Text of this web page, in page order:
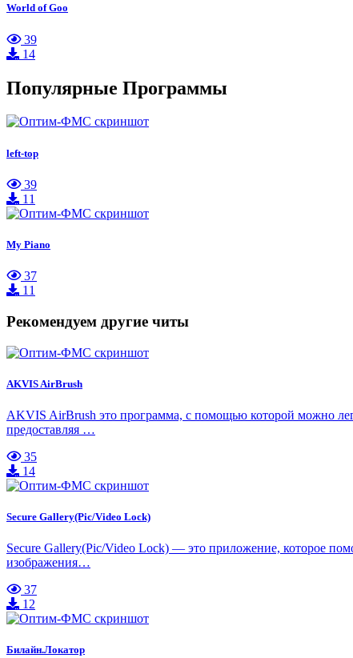
World of Goo
39
14
Популярные Программы
left-top
39
11
My Piano
37
11
Рекомендуем другие читы
AKVIS AirBrush
AKVIS AirBrush это программа, с помощью которой можно
предоставляя …
35
14
Secure Gallery(Pic/Video Lock)
Secure Gallery(Pic/Video Lock) — это приложение, которое
изображения…
37
12
Билайн.Локатор